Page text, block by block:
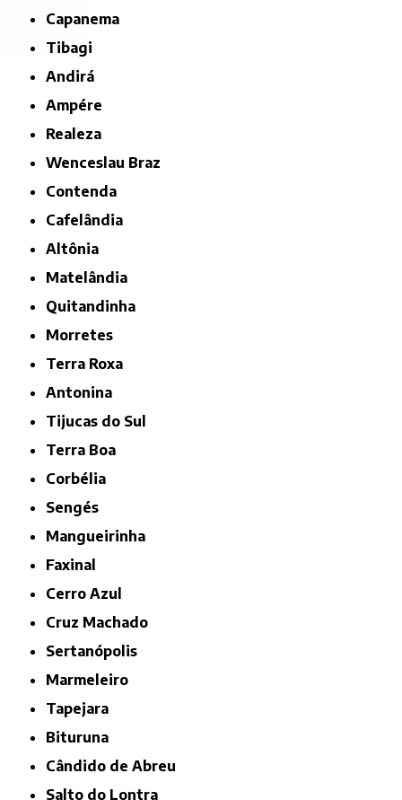
Capanema
Tibagi
Andirá
Ampére
Realeza
Wenceslau Braz
Contenda
Cafelândia
Altônia
Matelândia
Quitandinha
Morretes
Terra Roxa
Antonina
Tijucas do Sul
Terra Boa
Corbélia
Sengés
Mangueirinha
Faxinal
Cerro Azul
Cruz Machado
Sertanópolis
Marmeleiro
Tapejara
Bituruna
Cândido de Abreu
Salto do Lontra